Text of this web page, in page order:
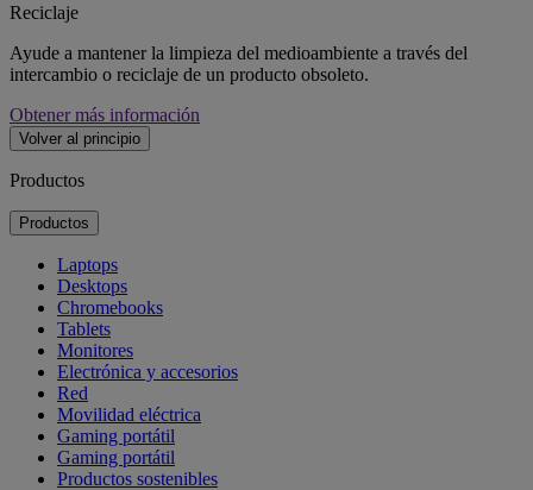
Reciclaje
Ayude a mantener la limpieza del medioambiente a través del
intercambio o reciclaje de un producto obsoleto.
Obtener más información
Volver al principio
Productos
Productos
Laptops
Desktops
Chromebooks
Tablets
Monitores
Electrónica y accesorios
Red
Movilidad eléctrica
Gaming portátil
Gaming portátil
Productos sostenibles